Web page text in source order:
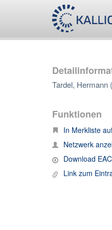
Tardel, Hermann
Funktionen
In Merkliste
Netzwerk
Download
Link zum